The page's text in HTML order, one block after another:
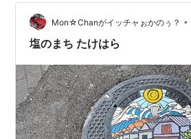
Mon☆Chanがイッチャぉかのぅ？ •
塩のまち たけはら